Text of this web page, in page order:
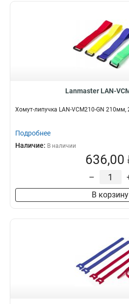
Lanmaster LAN-
Хомут-липучка LAN-VCM210-GN 210мм,
Подробнее
Наличие: В наличии
636,00
–
В корзину